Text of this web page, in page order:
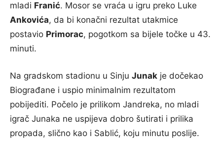
mladi Franić. Mosor se vraća u igru preko Luke
Ankovića, da bi konačni rezultat utakmice
postavio Primorac, pogotkom sa bijele točke u 43.
minuti.
Na gradskom stadionu u Sinju Junak je dočekao
Biograđane i uspio minimalnim rezultatom
pobijediti. Počelo je prilikom Jandreka, no mladi
igrač Junaka ne uspijeva dobro šutirati i prilika
propada, slično kao i Sablić, koju minutu poslije.